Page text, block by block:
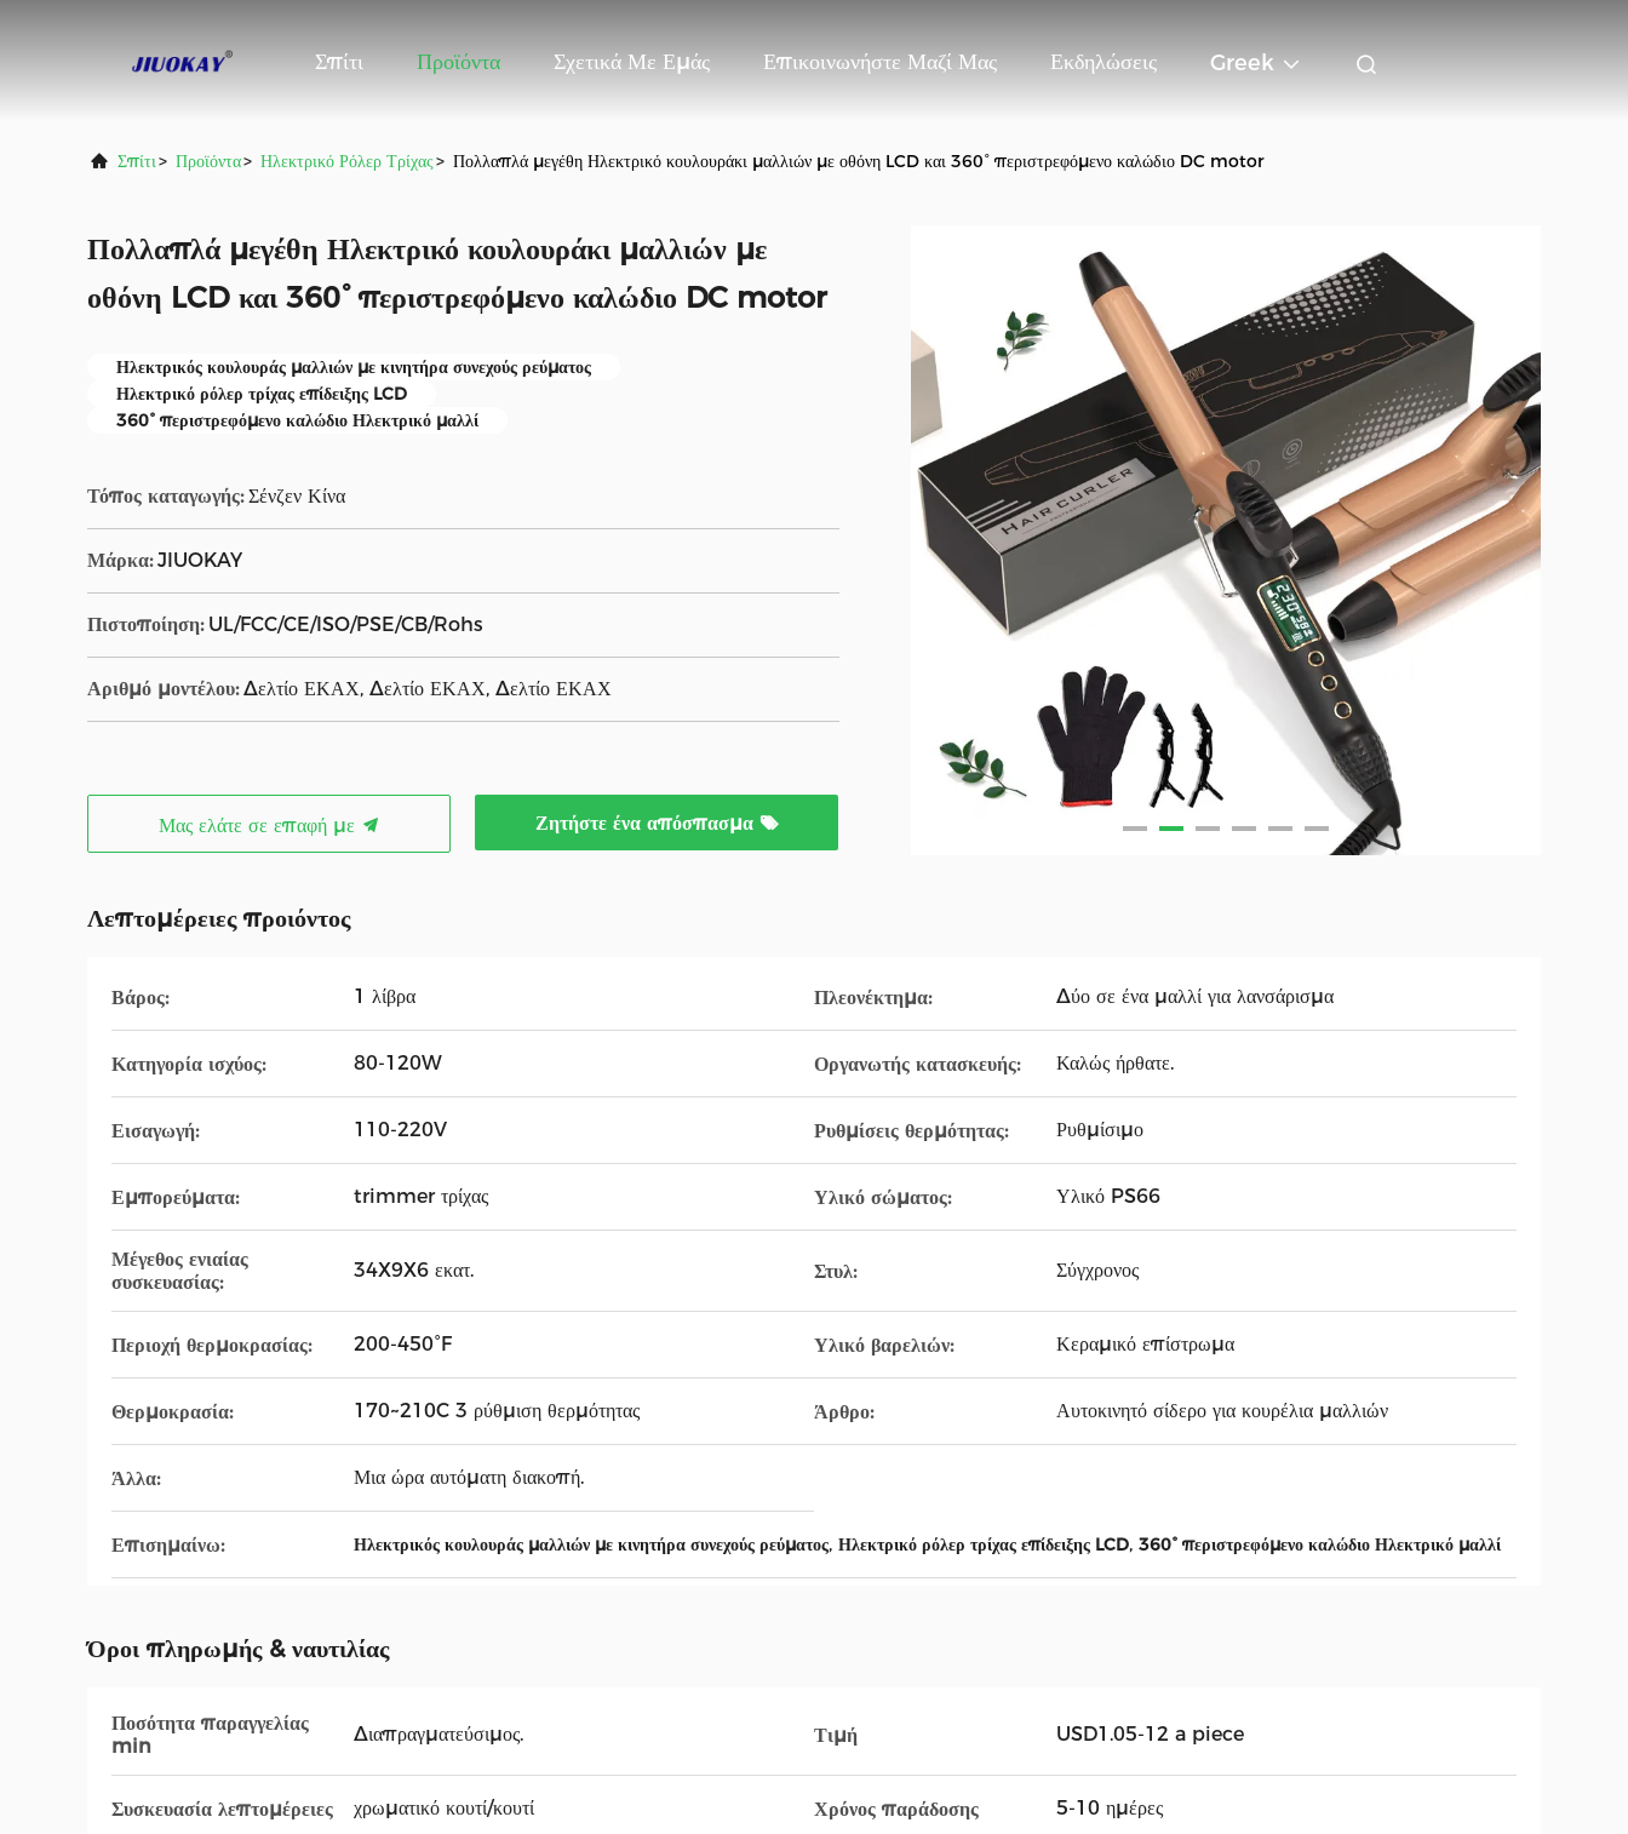
Σπίτι Προϊόντα Σχετικά Με Εμάς Επικοινωνήστε Μαζί Μας Εκδηλώσεις Greek
Σπίτι> Προϊόντα> Ηλεκτρικό Ρόλερ Τρίχας> Πολλαπλά μεγέθη Ηλεκτρικό κουλουράκι μαλλιών με οθόνη LCD και 360° περιστρεφόμενο καλώδιο DC motor
Πολλαπλά μεγέθη Ηλεκτρικό κουλουράκι μαλλιών με
οθόνη LCD και 360° περιστρεφόμενο καλώδιο DC motor
Ηλεκτρικός κουλουράς μαλλιών με κινητήρα συνεχούς ρεύματος
Ηλεκτρικό ρόλερ τρίχας επίδειξης LCD
360° περιστρεφόμενο καλώδιο Ηλεκτρικό μαλλί
Τόπος καταγωγής: Σένζεν Κίνα
Μάρκα: JIUOKAY
Πιστοποίηση: UL/FCC/CE/ISO/PSE/CB/Rohs
Αριθμό μοντέλου: Δελτίο ΕΚΑΧ, Δελτίο ΕΚΑΧ, Δελτίο ΕΚΑΧ
Μας ελάτε σε επαφή με Ζητήστε ένα απόσπασμα
Λεπτομέρειες προιόντος
Βάρος: 1 λίβρα Πλεονέκτημα: Δύο σε ένα μαλλί για λανσάρισμα
Κατηγορία ισχύος: 80-120W Οργανωτής κατασκευής: Καλώς ήρθατε.
Εισαγωγή: 110-220V Ρυθμίσεις θερμότητας: Ρυθμίσιμο
Εμπορεύματα: trimmer τρίχας Υλικό σώματος: Υλικό PS66
Μέγεθος ενιαίας
συσκευασίας:
34X9X6 εκατ. Στυλ: Σύγχρονος
Περιοχή θερμοκρασίας: 200-450°F Υλικό βαρελιών: Κεραμικό επίστρωμα
Θερμοκρασία: 170~210C 3 ρύθμιση θερμότητας Άρθρο: Αυτοκινητό σίδερο για κουρέλια μαλλιών
Άλλα: Μια ώρα αυτόματη διακοπή.
Επισημαίνω: Ηλεκτρικός κουλουράς μαλλιών με κινητήρα συνεχούς ρεύματος, Ηλεκτρικό ρόλερ τρίχας επίδειξης LCD, 360° περιστρεφόμενο καλώδιο Ηλεκτρικό μαλλί
Όροι πληρωμής & ναυτιλίας
Ποσότητα παραγγελίας
min
Διαπραγματεύσιμος. Τιμή USD1.05-12 a piece
Συσκευασία λεπτομέρειες χρωματικό κουτί/κουτί Χρόνος παράδοσης 5-10 ημέρες